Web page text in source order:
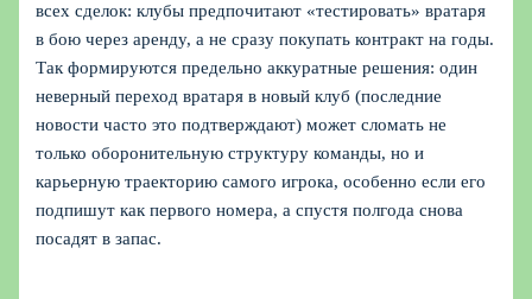
всех сделок: клубы предпочитают «тестировать» вратаря
в бою через аренду, а не сразу покупать контракт на годы.
Так формируются предельно аккуратные решения: один
неверный переход вратаря в новый клуб (последние
новости часто это подтверждают) может сломать не
только оборонительную структуру команды, но и
карьерную траекторию самого игрока, особенно если его
подпишут как первого номера, а спустя полгода снова
посадят в запас.